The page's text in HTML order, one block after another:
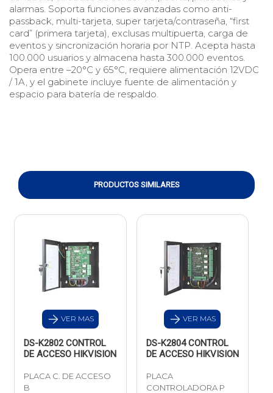
alarmas. Soporta funciones avanzadas como anti-
passback, multi-tarjeta, super tarjeta/contraseña, “first
card” (primera tarjeta), exclusas multipuerta, carga de
eventos y sincronización horaria por NTP. Acepta hasta
100.000 usuarios y almacena hasta 300.000 eventos.
Opera entre –20°C y 65°C, requiere alimentación 12VDC
/ 1A, y el gabinete incluye fuente de alimentación y
espacio para batería de respaldo.
PRODUCTOS SIMILARES
VER MAS
DS-K2802 CONTROL
DE ACCESO HIKVISION
PLACA C. DE ACCESO
B
VER MAS
DS-K2804 CONTROL
DE ACCESO HIKVISION
PLACA
CONTROLADORA P